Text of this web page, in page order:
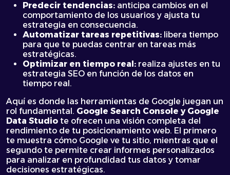
Predecir tendencias: anticipa cambios en el
comportamiento de los usuarios y ajusta tu
estrategia en consecuencia.
Automatizar tareas repetitivas: libera tiempo
para que te puedas centrar en tareas más
estratégicas.
Optimizar en tiempo real: realiza ajustes en tu
estrategia SEO en función de los datos en
tiempo real.
Aquí es donde las herramientas de Google juegan un
rol fundamental. Google Search Console y Google
Data Studio te ofrecen una visión completa del
rendimiento de tu posicionamiento web. El primero
te muestra cómo Google ve tu sitio, mientras que el
segundo te permite crear informes personalizados
para analizar en profundidad tus datos y tomar
decisiones estratégicas.